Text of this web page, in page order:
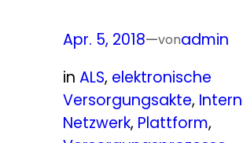
Apr. 5, 2018—vonadmin
in ALS, elektronische
Versorgungsakte,
Netzwerk, Plattform